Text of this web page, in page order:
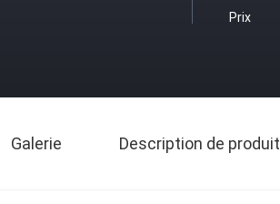
Prix
Galerie Description de produit